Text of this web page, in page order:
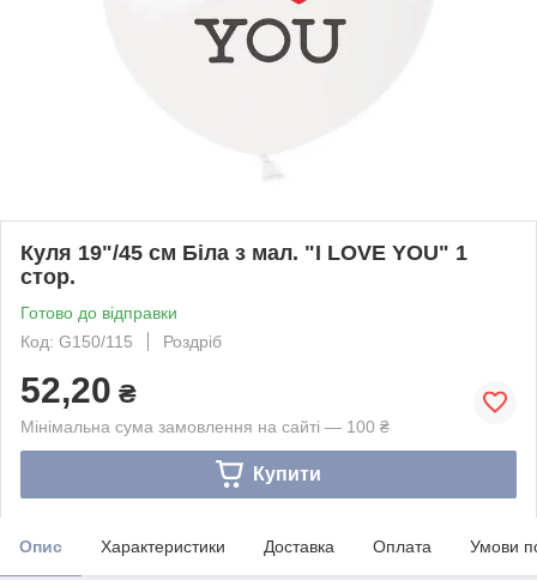
Куля 19"/45 см Біла з мал. "I LOVE YOU" 1
стор.
Готово до відправки
Код: G150/115
Роздріб
52,20 ₴
Мінімальна сума замовлення на сайті — 100 ₴
Купити
Опис Характеристики Доставка Оплата Умови